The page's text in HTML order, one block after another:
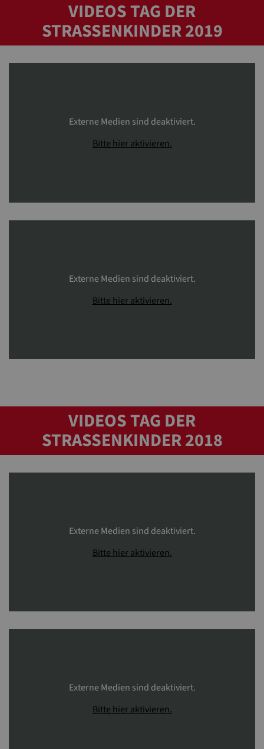
VIDEOS TAG DER
STRASSENKINDER 2019
Externe Medien sind deaktiviert.
Bitte hier aktivieren.
Externe Medien sind deaktiviert.
Bitte hier aktivieren.
VIDEOS TAG DER
STRASSENKINDER 2018
Externe Medien sind deaktiviert.
Bitte hier aktivieren.
Externe Medien sind deaktiviert.
Bitte hier aktivieren.